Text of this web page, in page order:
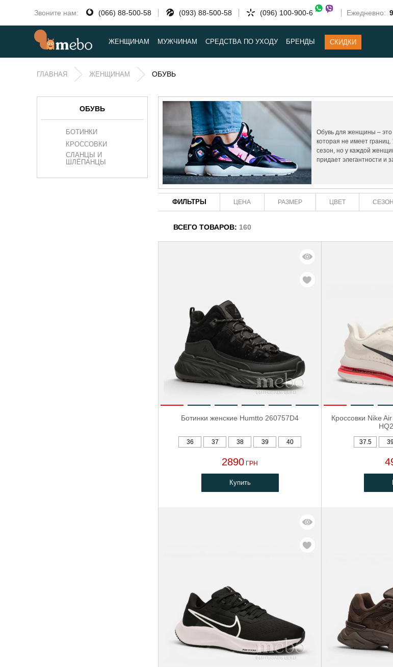
Звоните нам: (066) 88-500-58 (093) 88-500-58 (096) 100-900-6 Ежедневно:
ЖЕНЩИНАМ МУЖЧИНАМ СРЕДСТВА ПО УХОДУ БРЕНДЫ СКИДКИ
ГЛАВНАЯ ЖЕНЩИНАМ ОБУВЬ
ОБУВЬ
БОТИНКИ
КРОССОВКИ
СЛАНЦЫ И
ШЛЁПАНЦЫ
Обувь для женщины – это
которая не имеет
сезон, но у каждой
придает элегантности и
ФИЛЬТРЫ ЦЕНА РАЗМЕР ЦВЕТ СЕЗОН
ВСЕГО ТОВАРОВ: 160
Ботинки женские Humtto 260757D4
36 37 38 39 40
2890 ГРН
Купить
Кроссовки Nike
37.5